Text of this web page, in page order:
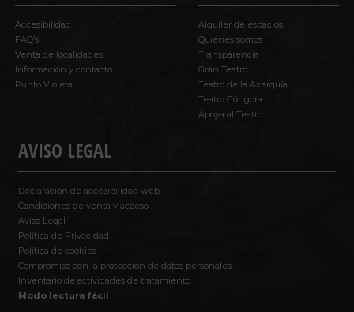
Accesibilidad
FAQ’s
Venta de localidades
Información y contacto
Punto Violeta
AVISO LEGAL
Declaración de accesibilidad web
Condiciones de venta y acceso
Aviso Legal
Política de Privacidad
Política de cookies
Compromiso con la protección de datos personales
Inventario de actividades de tratamiento
Modo lectura fácil
Alquiler de espacios
Quiénes somos
Transparencia
Gran Teatro
Teatro de la Axerquía
Teatro Góngora
Apoya al Teatro